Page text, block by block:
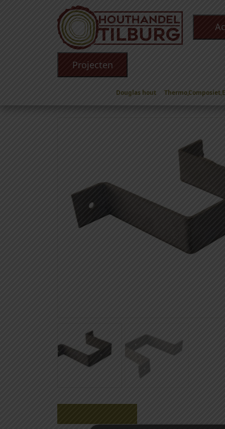
Projecten
Douglas hout
Toebehoren/ IJzerwaren/Overige/